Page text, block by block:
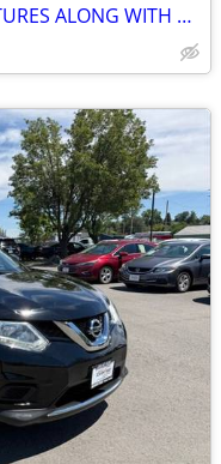
FULLY LOADED WITH GREAT FEATURES ALONG WITH A LOW MONTHLY PAYMENT!